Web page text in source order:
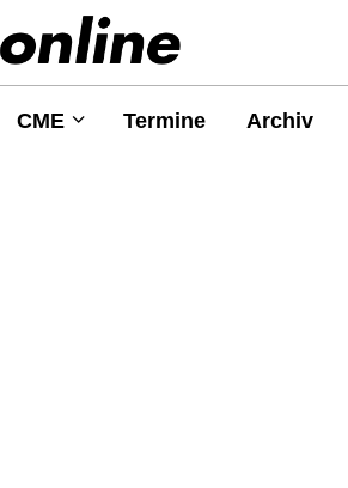
CME Termine Archiv